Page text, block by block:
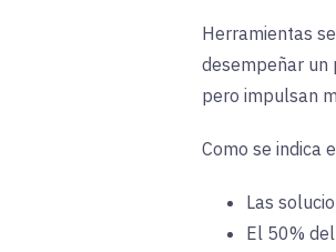
Herramientas
desempeñar un
pero impulsan
Como se indica
Las
El 50%